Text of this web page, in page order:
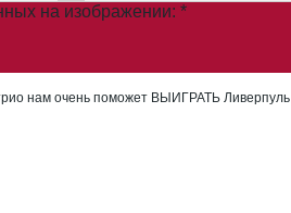
на изображении: *
нам очень поможет ВЫИГРАТЬ Ливерпуль